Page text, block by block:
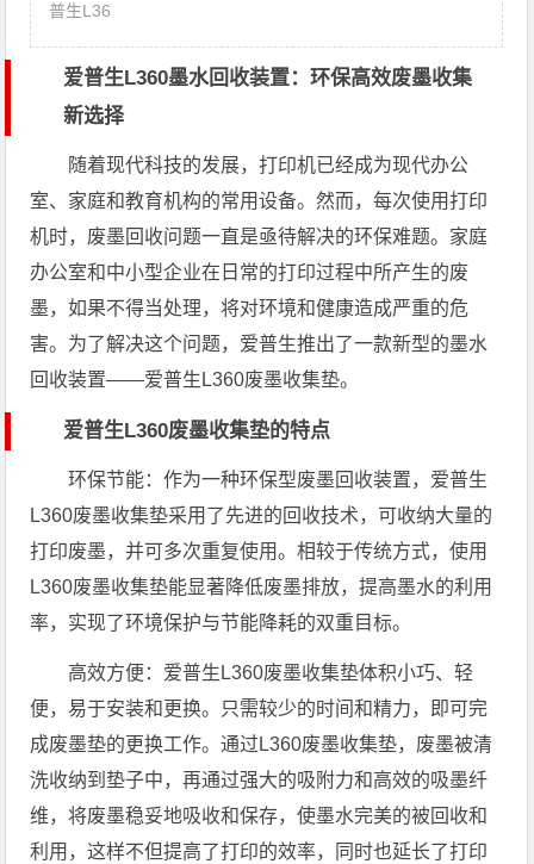
普生L36
爱普生L360墨水回收装置：环保高效废墨收集
新选择
随着现代科技的发展，打印机已经成为现代办公
室、家庭和教育机构的常用设备。然而，每次使用打印
机时，废墨回收问题一直是亟待解决的环保难题。家庭
办公室和中小型企业在日常的打印过程中所产生的废
墨，如果不得当处理，将对环境和健康造成严重的危
害。为了解决这个问题，爱普生推出了一款新型的墨水
回收装置——爱普生L360废墨收集垫。
爱普生L360废墨收集垫的特点
环保节能：作为一种环保型废墨回收装置，爱普生
L360废墨收集垫采用了先进的回收技术，可收纳大量的
打印废墨，并可多次重复使用。相较于传统方式，使用
L360废墨收集垫能显著降低废墨排放，提高墨水的利用
率，实现了环境保护与节能降耗的双重目标。
高效方便：爱普生L360废墨收集垫体积小巧、轻
便，易于安装和更换。只需较少的时间和精力，即可完
成废墨垫的更换工作。通过L360废墨收集垫，废墨被清
洗收纳到垫子中，再通过强大的吸附力和高效的吸墨纤
维，将废墨稳妥地吸收和保存，使墨水完美的被回收和
利用，这样不但提高了打印的效率，同时也延长了打印